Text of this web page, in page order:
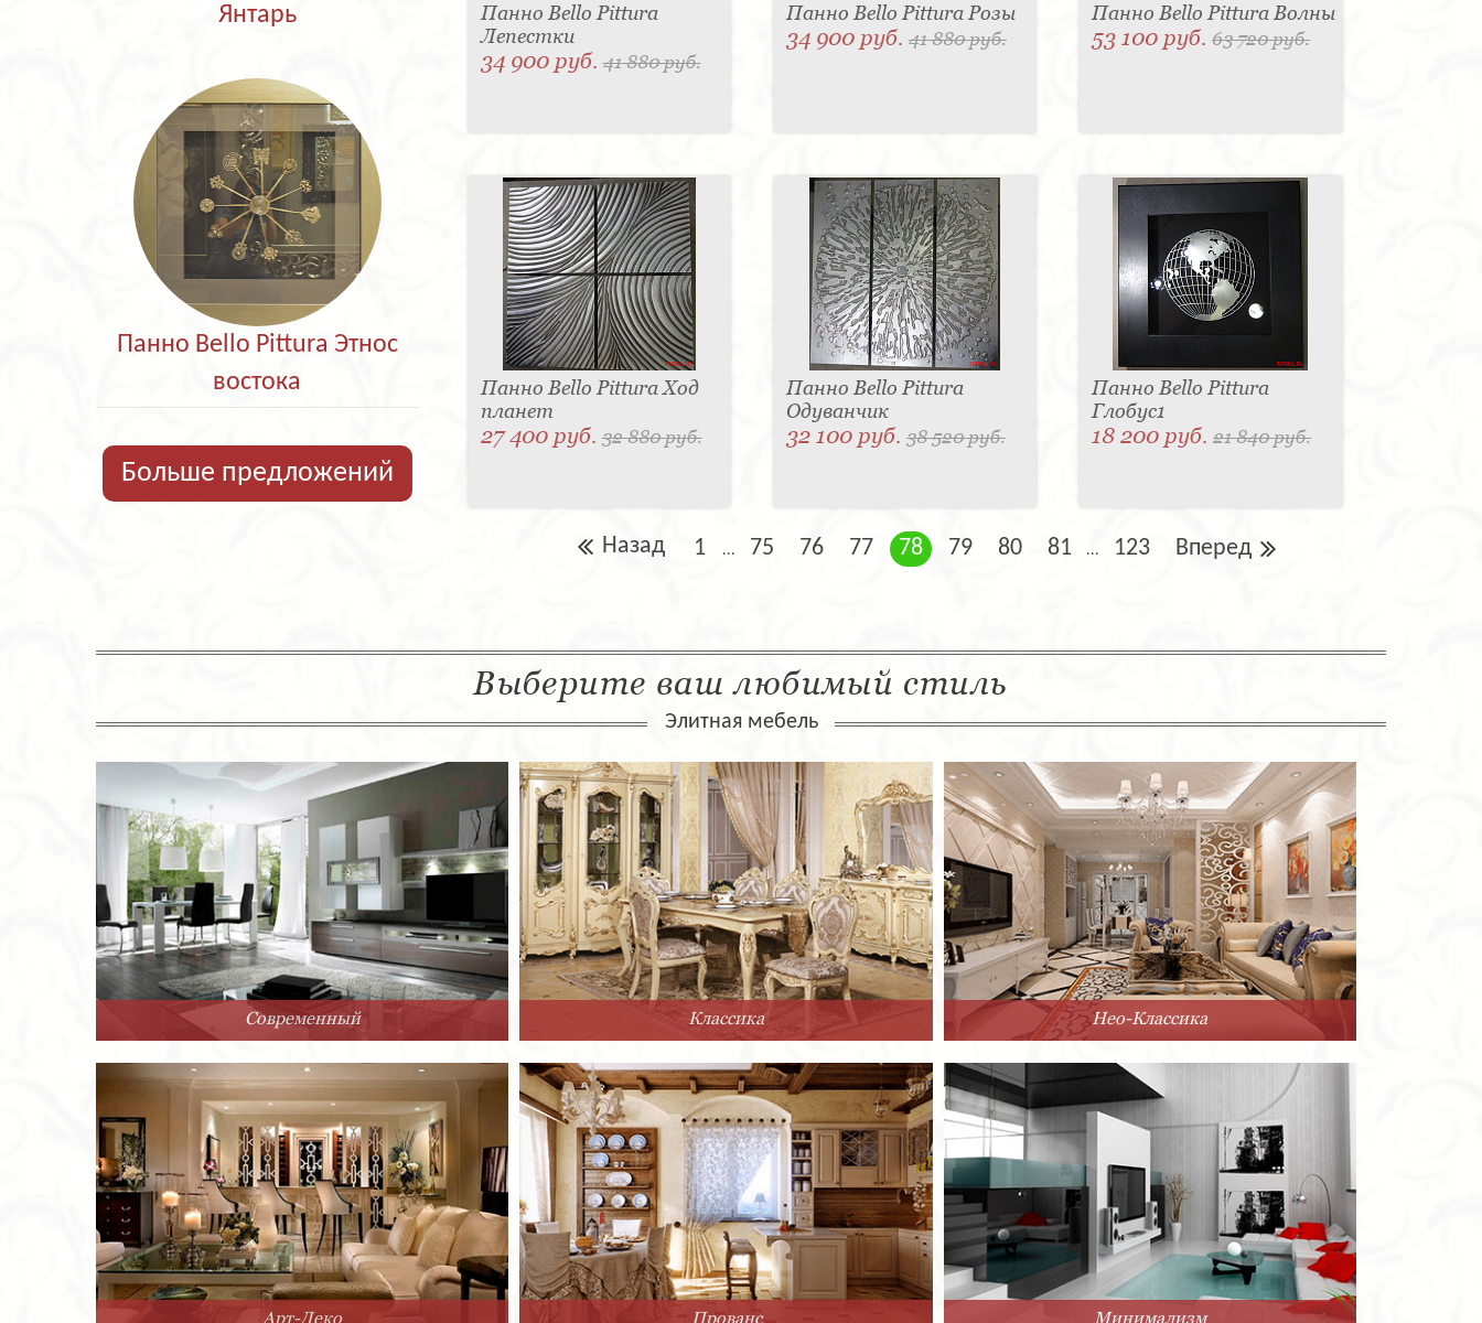
Янтарь
Панно Bello Pittura Этнос
востока
Больше предложений
Панно Bello Pittura
Лепестки
34 900 руб.41 880 руб.
Панно Bello Pittura Розы
34 900 руб. 41 880 руб.
Панно Bello Pittura Волны
53 100 руб.63 720 руб.
Панно Bello Pittura Ход
планет
27 400 руб.32 880 руб.
Панно Bello Pittura
Одуванчик
32 100 руб. 38 520 руб.
Панно Bello Pittura
Глобус1
18 200 руб.21 840 руб.
Назад 1 ... 75 76 77 78 79 80 81 ... 123 Вперед
Выберите ваш любимый стиль
Элитная мебель
Современный Классика Нео-Классика
Арт-Деко Прованс Минимализм